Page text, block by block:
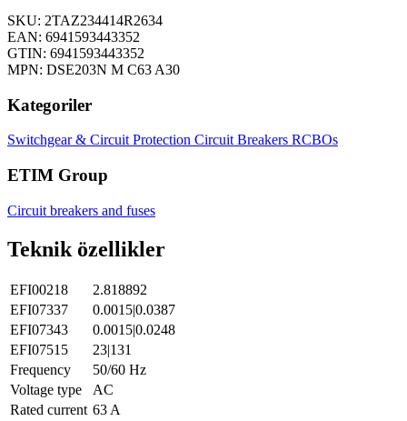
SKU: 2TAZ234414R2634
EAN: 6941593443352
GTIN: 6941593443352
MPN: DSE203N M C63 A30
Kategoriler
Switchgear & Circuit Protection Circuit Breakers RCBOs
ETIM Group
Circuit breakers and fuses
Teknik özellikler
EFI00218
2.818892
EFI07337
0.0015|0.0387
EFI07343
0.0015|0.0248
EFI07515
23|131
Frequency
50/60 Hz
Voltage type
AC
Rated current 63 A